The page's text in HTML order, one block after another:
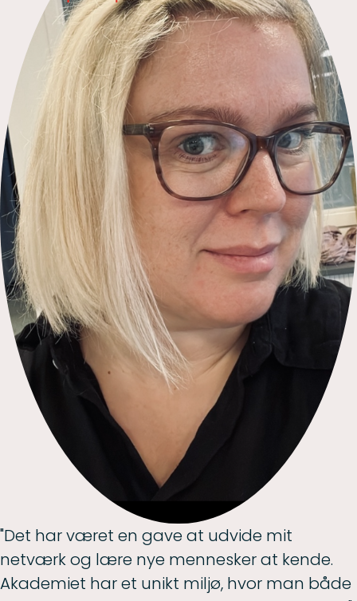
"Det har været en gave at udvide mit
netværk og lære nye mennesker at kende.
Akademiet har et unikt miljø, hvor man både